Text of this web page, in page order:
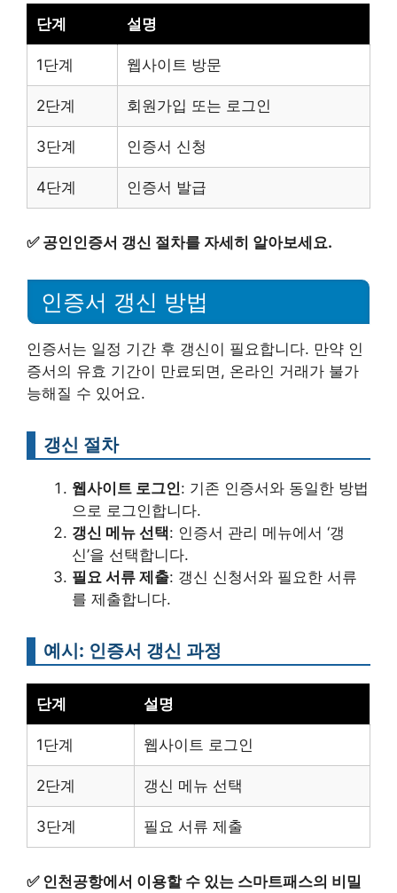
단계 설명
1단계 웹사이트 방문
2단계 회원가입 또는 로그인
3단계 인증서 신청
4단계 인증서 발급
✅ 공인인증서 갱신 절차를 자세히 알아보세요.
인증서 갱신 방법
인증서는 일정 기간 후 갱신이 필요합니다. 만약 인
증서의 유효 기간이 만료되면, 온라인 거래가 불가
능해질 수 있어요.
갱신 절차
웹사이트 로그인: 기존 인증서와 동일한 방법
으로 로그인합니다.
갱신 메뉴 선택: 인증서 관리 메뉴에서 ‘갱
신’을 선택합니다.
필요 서류 제출: 갱신 신청서와 필요한 서류
를 제출합니다.
예시: 인증서 갱신 과정
단계 설명
1단계 웹사이트 로그인
2단계 갱신 메뉴 선택
3단계 필요 서류 제출
✅ 인천공항에서 이용할 수 있는 스마트패스의 비밀